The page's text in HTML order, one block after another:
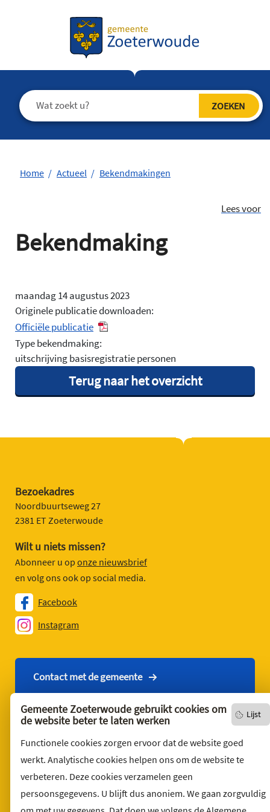
Lijst
Gemeente Zoeterwoude gebruikt cookies om
de website beter te laten werken
Functionele cookies zorgen ervoor dat de website goed
werkt. Analytische cookies helpen ons om de website te
verbeteren. Deze cookies verzamelen geen
persoonsgegevens. U blijft dus anoniem. We gaan zorgvuldig
Home Actueel Bekendmakingen
Lees voor
Bekendmaking
maandag 14 augustus 2023
Originele publicatie downloaden:
Officiële publicatie
Type bekendmaking:
uitschrijving basisregistratie personen
Terug naar het overzicht
Bezoekadres
Noordbuurtseweg 27
2381 ET Zoeterwoude
Wilt u niets missen?
Abonneer u op onze nieuwsbrief
en volg ons ook op social media.
Facebook
Instagram
Contact met de gemeente
Contact
English version
Privacyverklaring